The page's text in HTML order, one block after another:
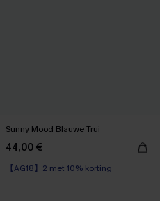
Sunny Mood Blauwe Trui
44,00 €
【AG18】2 met 10% korting